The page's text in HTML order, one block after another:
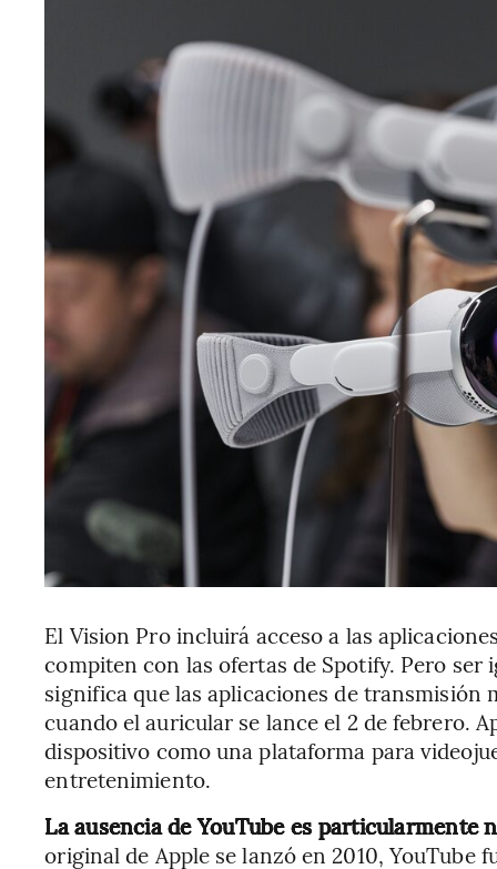
El Vision Pro incluirá acceso a las
compiten con las ofertas de Spotify. Pero
significa que las aplicaciones de transmisión
cuando el auricular se lance el 2 de febrero.
dispositivo como una plataforma para
entretenimiento.
La ausencia de YouTube es particularmente
original de Apple se lanzó en 2010, YouTube